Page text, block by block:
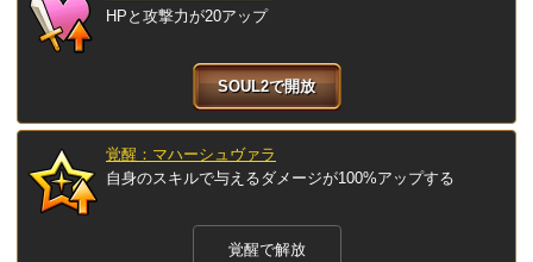
HPと攻撃力が20アップ
SOUL2で開放
覚醒：マハーシュヴァラ
自身のスキルで与えるダメージが100%アップする
覚醒で解放